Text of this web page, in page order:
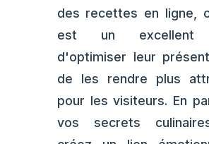
des recettes en ligne,
est un excellent
d'optimiser leur
de les rendre plus
pour les visiteurs. En
vos secrets